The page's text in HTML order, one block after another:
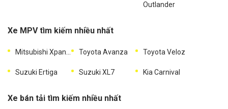
Outlander
Xe MPV tìm kiếm nhiều nhất
Mitsubishi Xpander Toyota Avanza Toyota Veloz
Suzuki Ertiga Suzuki XL7 Kia Carnival
Xe bán tải tìm kiếm nhiều nhất